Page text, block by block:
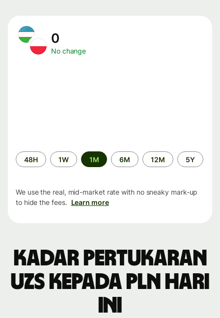
0
No change
Time
period
48H 1W 1M 6M 12M 5Y
We use the real, mid-market rate with no sneaky mark-up
to hide the fees. Learn more
Kadar pertukaran
UZS kepada PLN hari
ini